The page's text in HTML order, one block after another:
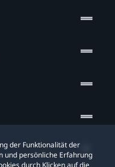
der Funktionalität der
und persönliche Erfahrung
durch Klicken auf die